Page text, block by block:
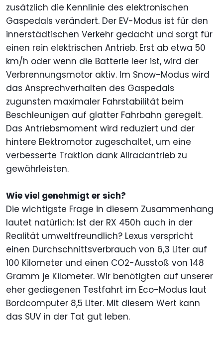
zusätzlich die Kennlinie des elektronischen
Gaspedals verändert. Der EV-Modus ist für den
innerstädtischen Verkehr gedacht und sorgt für
einen rein elektrischen Antrieb. Erst ab etwa 50
km/h oder wenn die Batterie leer ist, wird der
Verbrennungsmotor aktiv. Im Snow-Modus wird
das Ansprechverhalten des Gaspedals
zugunsten maximaler Fahrstabilität beim
Beschleunigen auf glatter Fahrbahn geregelt.
Das Antriebsmoment wird reduziert und der
hintere Elektromotor zugeschaltet, um eine
verbesserte Traktion dank Allradantrieb zu
gewährleisten.
Wie viel genehmigt er sich?
Die wichtigste Frage in diesem Zusammenhang
lautet natürlich: Ist der RX 450h auch in der
Realität umweltfreundlich? Lexus verspricht
einen Durchschnittsverbrauch von 6,3 Liter auf
100 Kilometer und einen CO2-Ausstoß von 148
Gramm je Kilometer. Wir benötigten auf unserer
eher gediegenen Testfahrt im Eco-Modus laut
Bordcomputer 8,5 Liter. Mit diesem Wert kann
das SUV in der Tat gut leben.